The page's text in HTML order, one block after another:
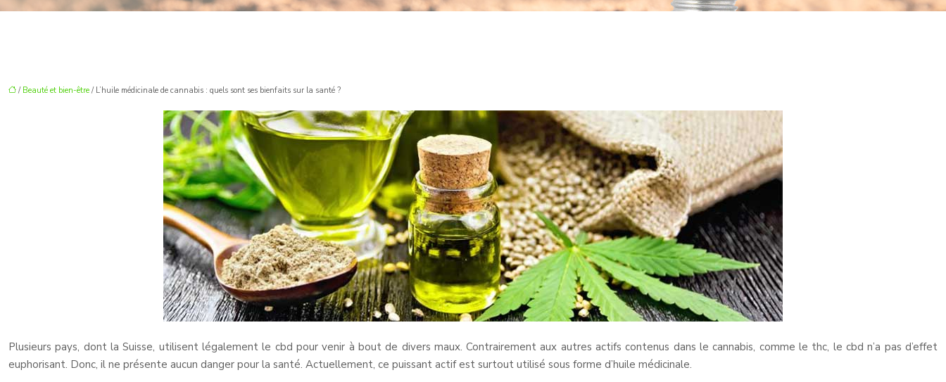
/ Beauté et bien-être / L’huile médicinale de cannabis : quels sont ses bienfaits sur la santé ?
Plusieurs pays, dont la Suisse, utilisent légalement le cbd pour venir à bout de divers maux. Contrairement aux autres actifs contenus dans le cannabis, comme le thc, le cbd n’a pas d’effet
euphorisant. Donc, il ne présente aucun danger pour la santé. Actuellement, ce puissant actif est surtout utilisé sous forme d’huile médicinale.